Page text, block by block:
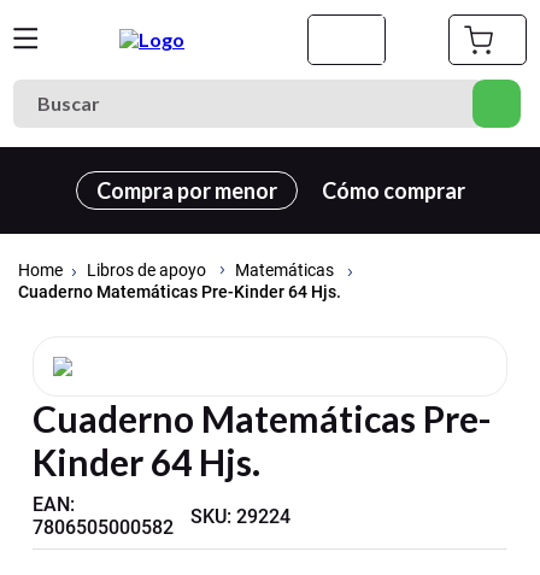
Buscar
Compra por menor Cómo comprar
Libros de apoyo
Matemáticas
Cuaderno Matemáticas Pre-Kinder 64 Hjs.
Cuaderno Matemáticas Pre-
Kinder 64 Hjs.
EAN:
7806505000582
SKU:29224
Términos más buscados
cuaderno
3. goma eva
5.
6. estuche
7. cartulina
8.